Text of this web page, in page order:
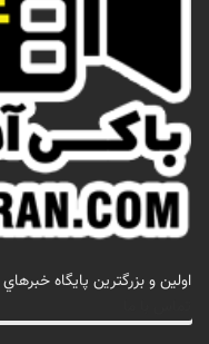
اولين و بزرگترين پايگاه